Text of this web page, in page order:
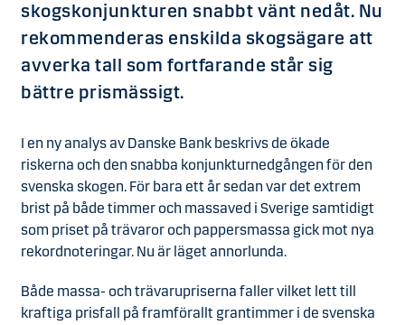
skogskonjunkturen snabbt vänt nedåt. Nu
rekommenderas enskilda skogsägare att
avverka tall som fortfarande står sig
bättre prismässigt.
I en ny analys av Danske Bank beskrivs de ökade
riskerna och den snabba konjunkturnedgången för den
svenska skogen. För bara ett år sedan var det extrem
brist på både timmer och massaved i Sverige samtidigt
som priset på trävaror och pappersmassa gick mot nya
rekordnoteringar. Nu är läget annorlunda.
Både massa- och trävarupriserna faller vilket lett till
kraftiga prisfall på framförallt grantimmer i de svenska